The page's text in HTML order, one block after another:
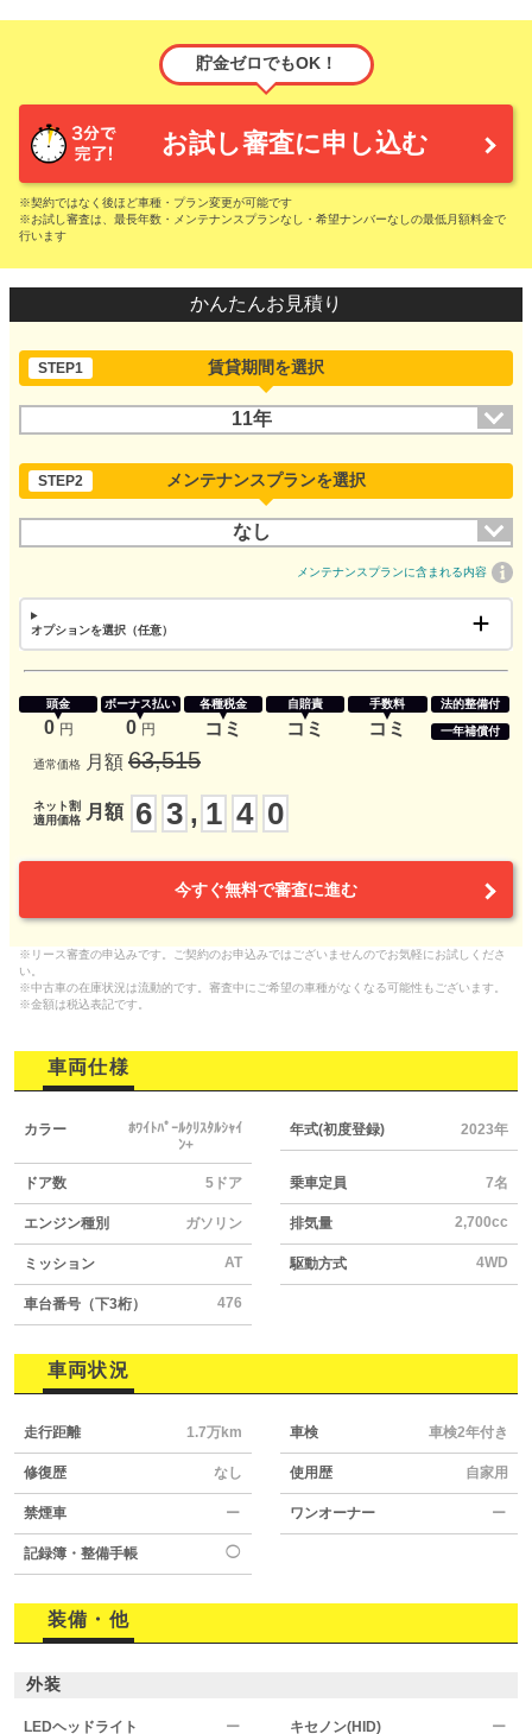
貯金ゼロでもOK！
お試し審査に申し込む
※契約ではなく後ほど車種・プラン変更が可能です
※お試し審査は、最長年数・メンテナンスプランなし・希望ナンバーなしの最低月額料金で
行います
かんたんお見積り
STEP1 賃貸期間を選択
11年
STEP2 メンテナンスプランを選択
なし
メンテナンスプランに含まれる内容
オプションを選択（任意）
頭金
0 円
ボーナス払い
0 円
各種税金
コミ
自賠責
コミ
手数料
コミ
法的整備付
一年補償付
通常価格 月額 63,515
ネット割
適用価格
月額 6 3 , 1 4 0
今すぐ無料で審査に進む
※リース審査の申込みです。ご契約のお申込みではございませんのでお気軽にお試しくださ
い。
※中古車の在庫状況は流動的です。審査中にご希望の車種がなくなる可能性もございます。
※金額は税込表記です。
車両仕様
カラー
ﾎﾜｲﾄﾊﾟｰﾙｸﾘｽﾀﾙｼｬｲ
ﾝ+
年式(初度登録) 2023年
ドア数 5ドア 乗車定員 7名
エンジン種別 ガソリン 排気量 2,700cc
ミッション AT 駆動方式 4WD
車台番号（下3桁） 476
車両状況
走行距離 1.7万km 車検 車検2年付き
修復歴 なし 使用歴 自家用
禁煙車 ー ワンオーナー ー
記録簿・整備手帳 ◯
装備・他
外装
LEDヘッドライト ー キセノン(HID) ー